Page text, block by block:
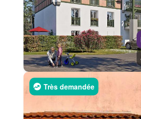
Très demandée